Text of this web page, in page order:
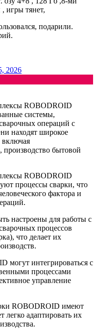
игры тянет,
подарили.
2026
ROBODROID
системы,
операций с
находят широкое
включая
производство бытовой
ROBODROID
процессы сварки, что
фактора и
настроены для работы с
процессов
что делает их
могут интегрироваться с
процессами
управление
ROBODROID имеют
легко адаптировать их